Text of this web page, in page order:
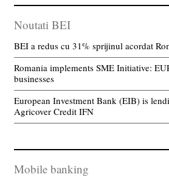
Noutati BEI
BEI a redus cu 31% sprijinul acordat
Romania implements SME Initiative:
businesses
European Investment Bank (EIB) is
Agricover Credit IFN
Mobile banking